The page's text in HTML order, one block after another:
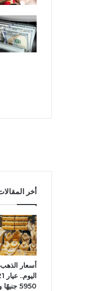
أخر
أسعار
5950